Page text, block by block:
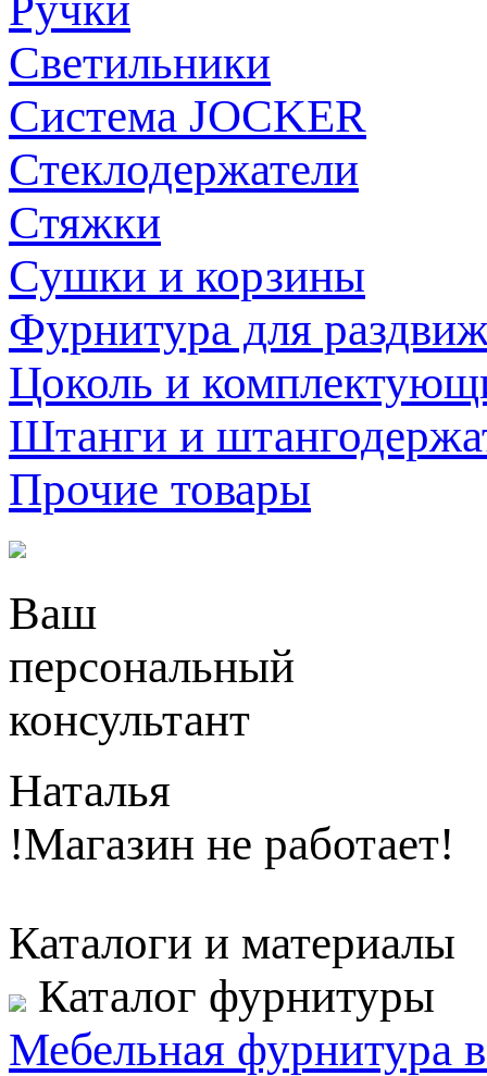
Светильники
Система JOCKER
Стеклодержатели
Стяжки
Сушки и корзины
Фурнитура для
Цоколь и
Штанги и
Прочие товары
Ваш
персональный
консультант
Наталья
!Магазин не работает!
Каталоги и материалы
Каталог фурнитуры
Мебельная фурнитура